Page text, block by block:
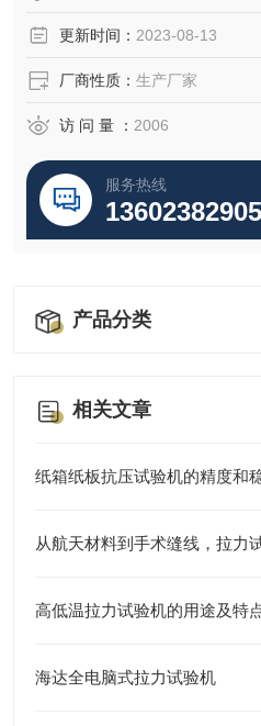
更新时间： 2023-08-13
厂商性质： 生产厂家
访 问 量 ： 2006
服务热线
13602382905
产品分类
相关文章
纸箱纸板抗压试验机的精度和
高低温拉力试验机的用途及特
海达全电脑式拉力试验机